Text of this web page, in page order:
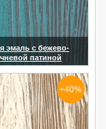
эмаль с бежево-
патиной
+40%